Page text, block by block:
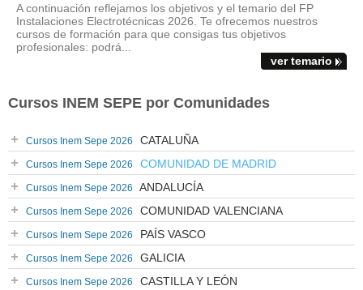
A continuación reflejamos los objetivos y el temario del FP
Instalaciones Electrotécnicas 2026. Te ofrecemos nuestros
cursos de formación para que consigas tus objetivos
profesionales: podrá...
ver temario
Cursos INEM SEPE por Comunidades
Cursos Inem Sepe 2026 CATALUÑA
Cursos Inem Sepe 2026 COMUNIDAD DE MADRID
Cursos Inem Sepe 2026 ANDALUCÍA
Cursos Inem Sepe 2026 COMUNIDAD VALENCIANA
Cursos Inem Sepe 2026 PAÍS VASCO
Cursos Inem Sepe 2026 GALICIA
Cursos Inem Sepe 2026 CASTILLA Y LEÓN